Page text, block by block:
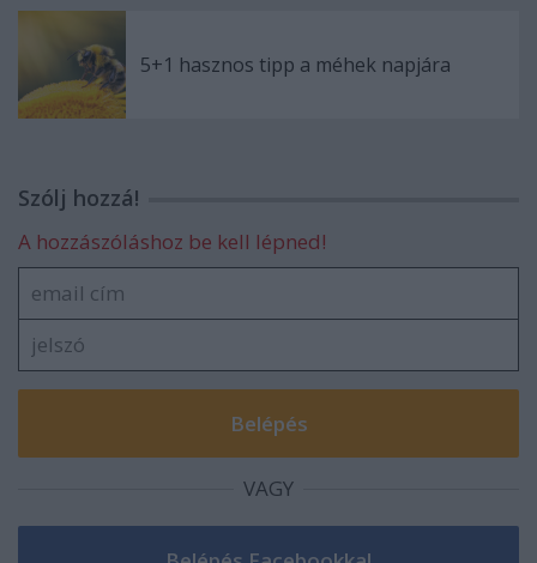
5+1 hasznos tipp a méhek napjára
Szólj hozzá!
A hozzászóláshoz be kell lépned!
VAGY